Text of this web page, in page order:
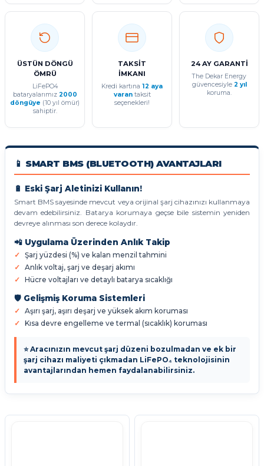
ÜSTÜN DÖNGÜ
ÖMRÜ
LiFePO4
bataryalarımız 2000
döngüye (10 yıl ömür)
sahiptir.
TAKSİT
İMKANI
Kredi kartına 12 aya
varantaksit
seçenekleri!
24 AY GARANTİ
The Dekar Energy
güvencesiyle 2 yıl
koruma.
📱 SMART BMS (BLUETOOTH) AVANTAJLARI
🔋 Eski Şarj Aletinizi Kullanın!
Smart BMS sayesinde mevcut veya orijinal şarj cihazınızı kullanmaya
devam edebilirsiniz. Batarya korumaya geçse bile sistemin yeniden
devreye alınması son derece kolaydır.
📲 Uygulama Üzerinden Anlık Takip
Şarj yüzdesi (%) ve kalan menzil tahmini
Anlık voltaj, şarj ve deşarj akımı
Hücre voltajları ve detaylı batarya sıcaklığı
🛡️ Gelişmiş Koruma Sistemleri
Aşırı şarj, aşırı deşarj ve yüksek akım koruması
Kısa devre engelleme ve termal (sıcaklık) koruması
⭐ Aracınızın mevcut şarj düzeni bozulmadan ve ek bir
şarj cihazı maliyeti çıkmadan LiFePO₄ teknolojisinin
avantajlarından hemen faydalanabilirsiniz.